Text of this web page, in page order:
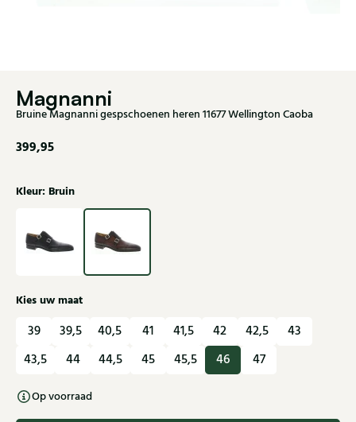
Magnanni
Bruine Magnanni gespschoenen heren 11677 Wellington Caoba
399,95
Kleur: Bruin
Kies uw maat
39 39,5 40,5 41 41,5 42 42,5
43
43,5
44 44,5 45 45,5 46 47
Op voorraad